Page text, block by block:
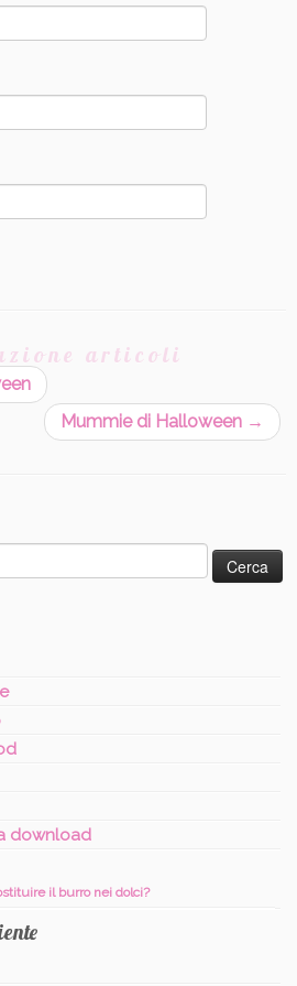
articoli
Mummie di Halloween →
download
il burro nei dolci?